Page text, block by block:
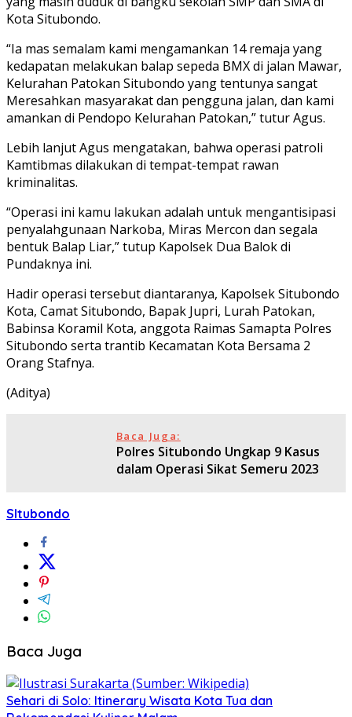
Kota Situbondo.
“Ia mas semalam kami mengamankan 14 remaja yang
kedapatan melakukan balap sepeda BMX di jalan Mawar,
Kelurahan Patokan Situbondo yang tentunya sangat
Meresahkan masyarakat dan pengguna jalan, dan kami
amankan di Pendopo Kelurahan Patokan,” tutur Agus.
Lebih lanjut Agus mengatakan, bahwa operasi patroli
Kamtibmas dilakukan di tempat-tempat rawan
kriminalitas.
“Operasi ini kamu lakukan adalah untuk mengantisipasi
penyalahgunaan Narkoba, Miras Mercon dan segala
bentuk Balap Liar,” tutup Kapolsek Dua Balok di
Pundaknya ini.
Hadir operasi tersebut diantaranya, Kapolsek Situbondo
Kota, Camat Situbondo, Bapak Jupri, Lurah Patokan,
Babinsa Koramil Kota, anggota Raimas Samapta Polres
Situbondo serta trantib Kecamatan Kota Bersama 2
Orang Stafnya.
(Aditya)
Baca Juga:
Polres Situbondo Ungkap 9 Kasus
dalam Operasi Sikat Semeru 2023
SItubondo
Baca Juga
Sehari di Solo: Itinerary Wisata Kota Tua dan